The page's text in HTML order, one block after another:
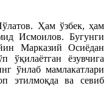
Ҳам ўзбек, ҳам
Исмоилов. Бугунги
Марказий Осиёдан
ўқилаётган ёзувчига
ўнлаб мамлакатлари
этилмоқда ва севиб